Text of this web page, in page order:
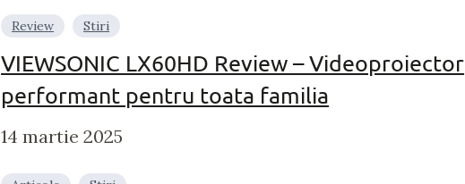
Review Stiri
VIEWSONIC LX60HD Review – Videoproiector
performant pentru toata familia
14 martie 2025